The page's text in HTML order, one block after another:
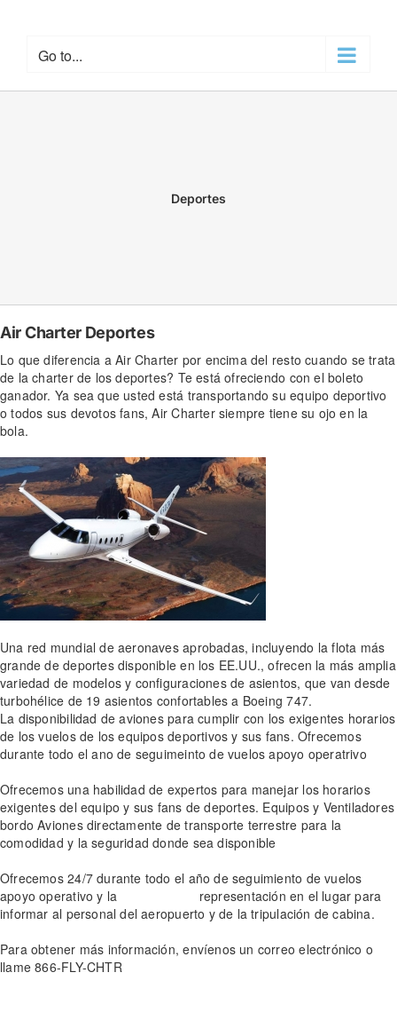
Go to...
Deportes
Air Charter Deportes
Lo que diferencia a Air Charter por encima del resto cuando se trata
de la charter de los deportes? Te está ofreciendo con el boleto
ganador. Ya sea que usted está transportando su equipo deportivo
o todos sus devotos fans, Air Charter siempre tiene su ojo en la
bola.
Una red mundial de aeronaves aprobadas, incluyendo la flota más
grande de deportes disponible en los EE.UU., ofrecen la más amplia
variedad de modelos y configuraciones de asientos, que van desde
turbohélice de 19 asientos confortables a Boeing 747.
La disponibilidad de aviones para cumplir con los exigentes horarios
de los vuelos de los equipos deportivos y sus fans. Ofrecemos
durante todo el ano de seguimeinto de vuelos apoyo operatrivo
Ofrecemos una habilidad de expertos para manejar los horarios
exigentes del equipo y sus fans de deportes. Equipos y Ventiladores
bordo Aviones directamente de transporte terrestre para la
comodidad y la seguridad donde sea disponible
Ofrecemos 24/7 durante todo el año de seguimiento de vuelos
apoyo operativo y la representación en el lugar para
informar al personal del aeropuerto y de la tripulación de cabina.
Para obtener más información, envíenos un correo electrónico o
llame 866-FLY-CHTR